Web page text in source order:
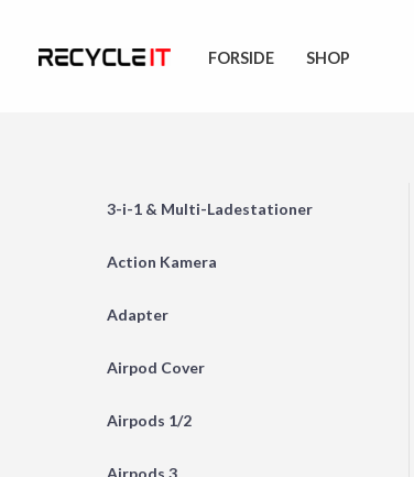
FORSIDE SHOP
3-i-1 & Multi-Ladestationer
Action Kamera
Adapter
Airpod Cover
Airpods 1/2
Airpods 3